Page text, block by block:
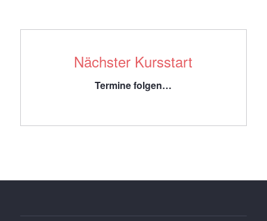
Nächster Kursstart
Termine folgen…